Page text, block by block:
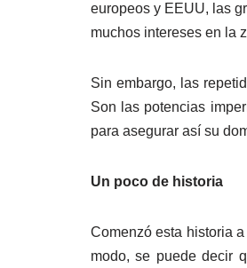
europeos y EEUU, las
muchos intereses en la
Sin embargo, las
Son las potencias
para asegurar así su
Un poco de historia
Comenzó esta historia
modo, se puede decir